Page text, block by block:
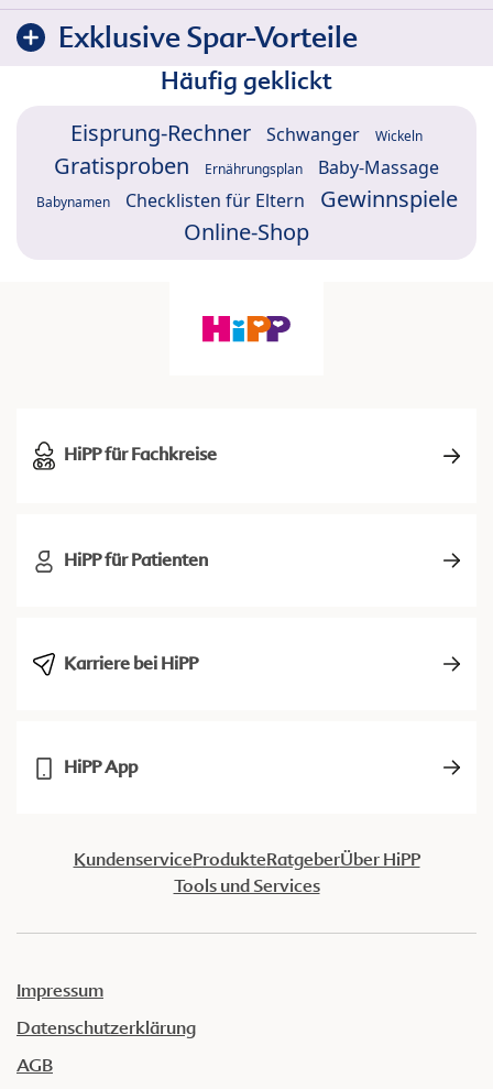
Exklusive Spar-Vorteile
Häufig geklickt
Eisprung-Rechner Schwanger Wickeln
Gratisproben Ernährungsplan Baby-Massage
Babynamen Checklisten für Eltern
Gewinnspiele
Online-Shop
HiPP für Fachkreise
HiPP für Patienten
Karriere bei HiPP
HiPP App
KundenserviceProdukteRatgeberÜber HiPP
Tools und Services
Impressum
Datenschutzerklärung
AGB